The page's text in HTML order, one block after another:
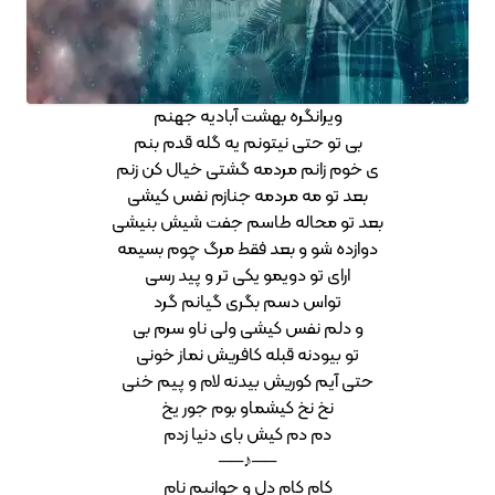
ویرانگره بهشت آبادیه جهنم
بی تو حتی نیتونم یه گله قدم بنم
ی خوم زانم مردمه گشتی خیال کن زنم
بعد تو مه مردمه جنازم نفس کیشی
بعد تو محاله طاسم جفت شیش بنیشی
دوازده شو و بعد فقط مرگ چوم بسیمه
ارای تو دویمو یکی تر و پید رسی
تواس دسم بگری گیانم گرد
و دلم نفس کیشی ولی ناو سرم بی
تو بیودنه قبله کافریش نماز خونی
حتی آیم کوریش بیدنه لام و پیم خنی
نخ نخ کیشماو بوم جور یخ
دم دم کیش بای دنیا زدم
──♪──
کام کام دل و جوانیم نام